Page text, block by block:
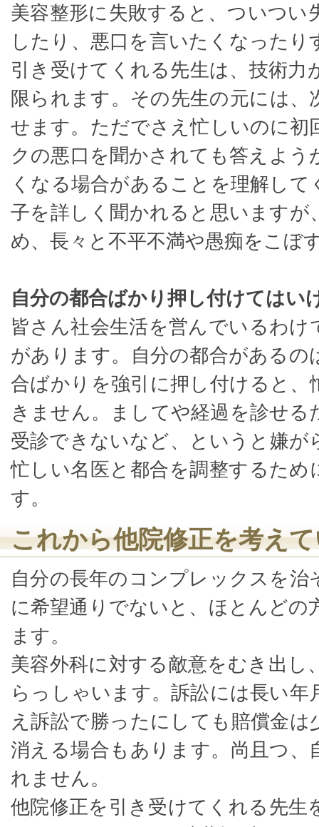
美容整形に失敗すると、ついつい
したり、悪口を言いたくなった
引き受けてくれる先生は、技術力
限られます。その先生の元には、
せます。ただでさえ忙しいのに初
クの悪口を聞かされても答えよう
くなる場合があることを理解し
子を詳しく聞かれると思いますが
め、長々と不平不満や愚痴をこぼ
自分の都合ばかり押し付けてはい
皆さん社会生活を営んでいるわけ
があります。自分の都合があるの
合ばかりを強引に押し付けると、
きません。ましてや経過を診せ
受診できないなど、というと嫌が
忙しい名医と都合を調整するため
す。
これから他院修正を考え
自分の長年のコンプレックスを治
に希望通りでないと、ほとんどの
ます。
美容外科に対する敵意をむき出し
らっしゃいます。訴訟には長い
え訴訟で勝ったにしても賠償金
消える場合もあります。尚且つ、
れません。
他院修正を引き受けてくれる先生